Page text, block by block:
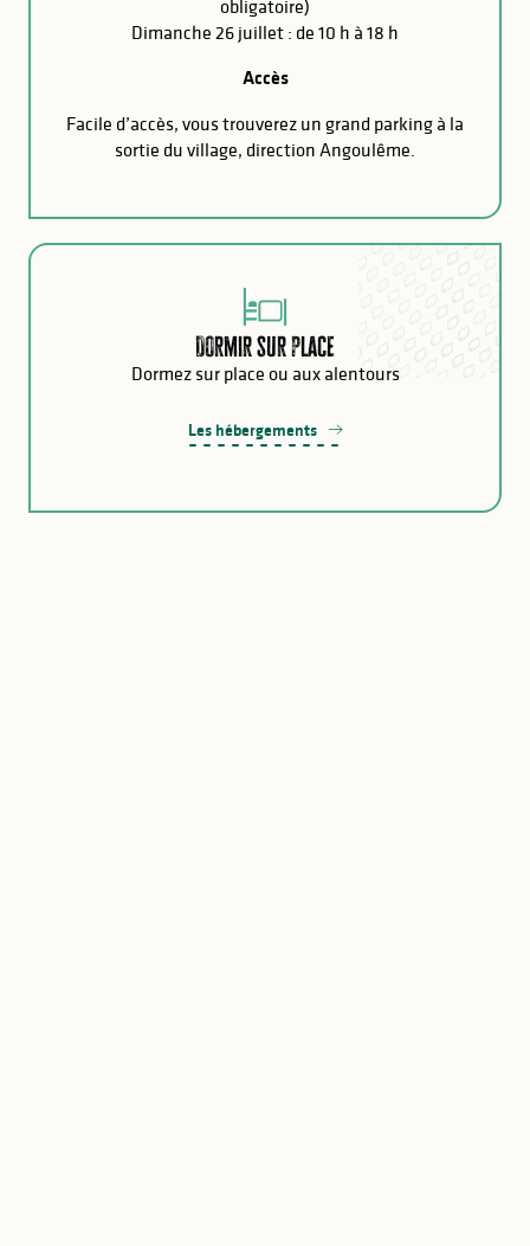
obligatoire)
Dimanche 26 juillet : de 10 h à 18 h
Accès
Facile d’accès, vous trouverez un grand parking à la
sortie du village, direction Angoulême.
Dormir sur place
Dormez sur place ou aux alentours
Les hébergements